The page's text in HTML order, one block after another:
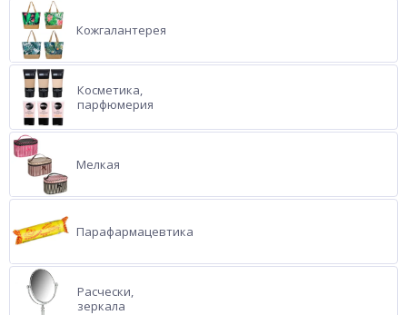
Кожгалантерея
Косметика,
парфюмерия
Мелкая
Парафармацевтика
Расчески,
зеркала